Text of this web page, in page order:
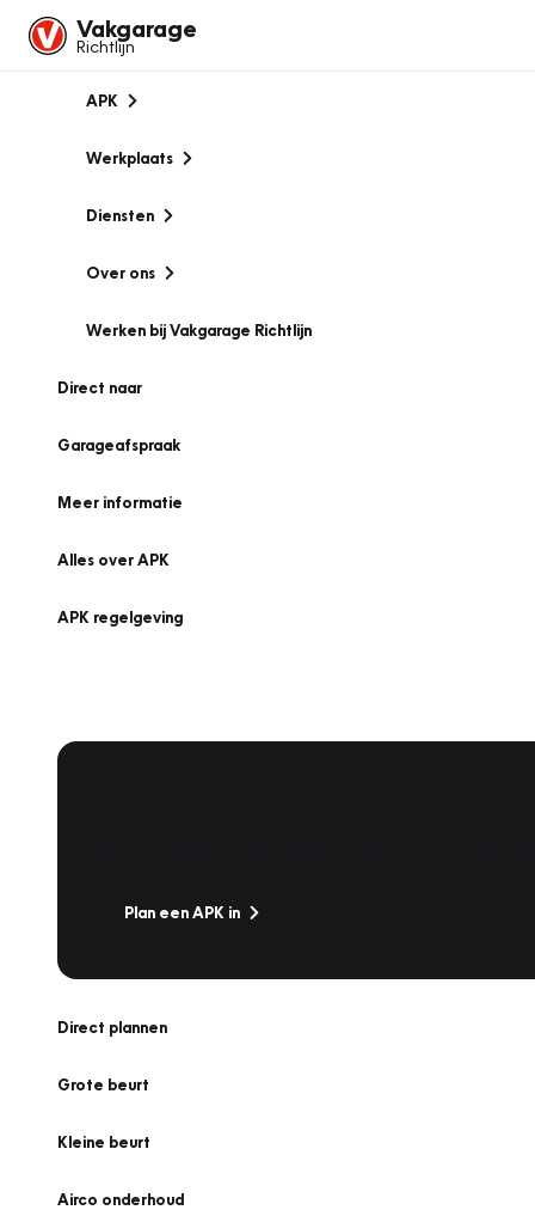
Vakgarage
Richtlijn
APK
Werkplaats
Diensten
Over ons
Werken bij Vakgarage Richtlijn
Direct naar
Garageafspraak
Meer informatie
Alles over APK
APK regelgeving
Plan een APK in
Direct plannen
Grote beurt
Kleine beurt
Airco onderhoud